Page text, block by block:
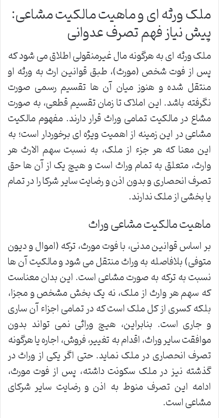
ملک ورثه ای و ماهیت مالکیت مشاعی:
پیش نیاز فهم تصرف عدوانی
ملک ورثه ای به هرگونه مال غیرمنقولی اطلاق می شود که
پس از فوت شخص (مورث)، طبق قوانین ارث به ورثه او
منتقل شده و هنوز میان آن ها تقسیم رسمی صورت
نگرفته باشد. این املاک تا زمان تقسیم قطعی، به صورت
مشاع در مالکیت تمامی وراث قرار دارند. مفهوم مالکیت
مشاعی در این زمینه از اهمیت ویژه ای برخوردار است؛ به
این معنا که هر جزء از ملک، به نسبت سهم الارث هر
وارث، متعلق به تمام وراث است و هیچ یک از آن ها حق
تصرف انحصاری و بدون اذن و رضایت سایر شرکا را در تمام
یا بخشی از ملک ندارند.
ماهیت مالکیت مشاعی وراث
بر اساس قوانین مدنی، با فوت مورث، ترکه (اموال و دیون
متوفی) بلافاصله به وراث منتقل می شود و مالکیت آن ها
نسبت به ترکه به صورت مشاعی است. این بدان معناست
که سهم هر وارث از ملک، نه یک بخش مشخص و مجزا،
بلکه کسری از کل ملک است که در تمامی اجزاء آن ساری
و جاری است. بنابراین، هیچ وراثی نمی تواند بدون
موافقت سایر وراث، اقدام به تغییر، فروش، اجاره یا هرگونه
تصرف انحصاری در ملک نماید. حتی اگر یکی از وراث در
گذشته نیز در ملک سکونت داشته، پس از فوت مورث،
ادامه این تصرف منوط به اذن و رضایت سایر شرکای
مشاعی است.